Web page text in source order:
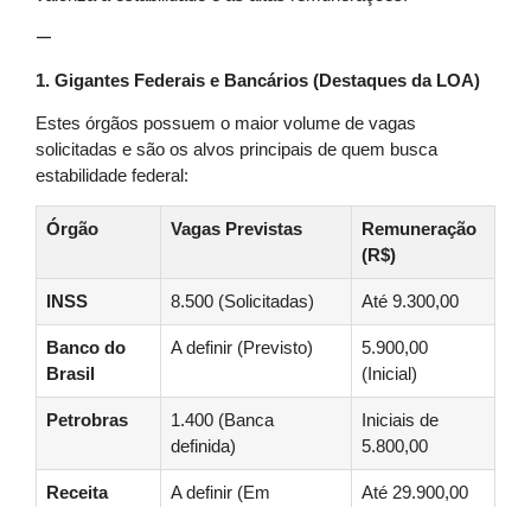
—
1. Gigantes Federais e Bancários (Destaques da LOA)
Estes órgãos possuem o maior volume de vagas
solicitadas e são os alvos principais de quem busca
estabilidade federal:
Órgão Vagas Previstas
Remuneração
(R$)
INSS 8.500 (Solicitadas) Até 9.300,00
Banco do
Brasil
A definir (Previsto)
5.900,00
(Inicial)
Petrobras
1.400 (Banca
definida)
Iniciais de
5.800,00
Receita
A definir (Em
Até 29.900,00